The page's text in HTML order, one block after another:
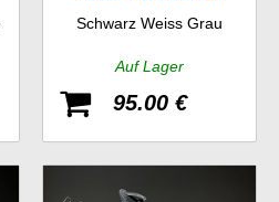
Pegasus 89
Schwarz Weiss Grau
Auf Lager
95.00 €